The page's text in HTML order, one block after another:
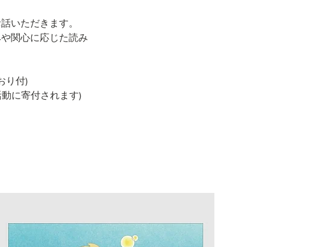
いただきます。
関心に応じた読み
り付)
に寄付されます)